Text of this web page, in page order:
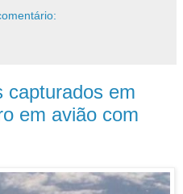
capturados em
em avião com